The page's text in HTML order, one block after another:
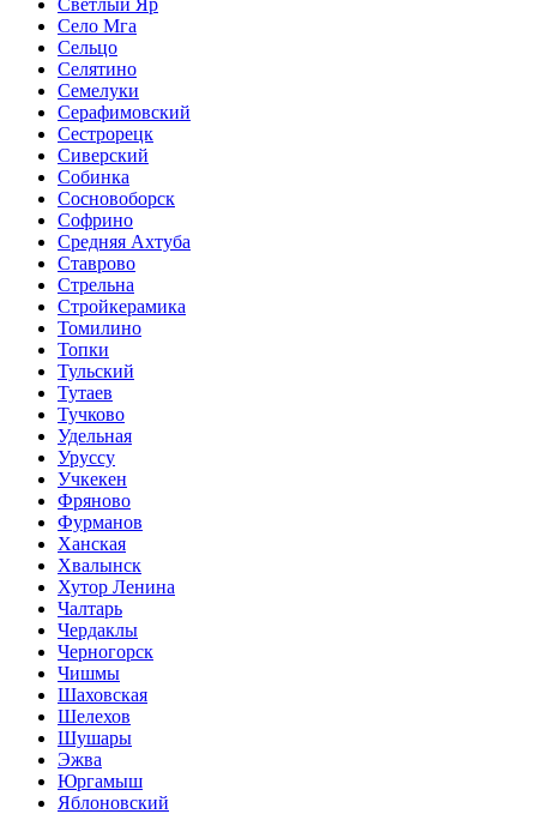
Село Мга
Сельцо
Селятино
Семелуки
Серафимовский
Сестрорецк
Сиверский
Собинка
Сосновоборск
Софрино
Средняя Ахтуба
Ставрово
Стрельна
Стройкерамика
Томилино
Топки
Тульский
Тутаев
Тучково
Удельная
Уруссу
Учкекен
Фряново
Фурманов
Ханская
Хвалынск
Хутор Ленина
Чалтарь
Чердаклы
Черногорск
Чишмы
Шаховская
Шелехов
Шушары
Эжва
Юргамыш
Яблоновский